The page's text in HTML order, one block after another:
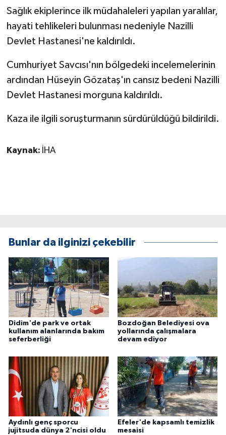
Sağlık ekiplerince ilk müdahaleleri yapılan yaralılar,
hayati tehlikeleri bulunması nedeniyle Nazilli
Devlet Hastanesi'ne kaldırıldı.
Cumhuriyet Savcısı'nın bölgedeki incelemelerinin
ardından Hüseyin Gözataş'ın cansız bedeni Nazilli
Devlet Hastanesi morguna kaldırıldı.
Kaza ile ilgili soruşturmanın sürdürüldüğü bildirildi.
Kaynak: İHA
Bunlar da ilginizi çekebilir
Didim'de park ve ortak
kullanım alanlarında bakım
seferberliği
Bozdoğan Belediyesi ova
yollarında çalışmalara
devam ediyor
Aydınlı genç sporcu
jujitsuda dünya 2'ncisi oldu
Efeler'de kapsamlı temizlik
mesaisi
KÜLTÜR SANAT
Otomobil
SİYASET
ÜLKE GÜNDEMİ
YAŞAM
YEREL
Yerel Haberler